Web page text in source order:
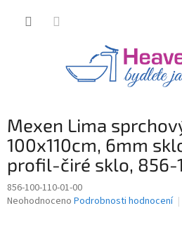
Mexen Lima
100x110cm, 6mm
profil-čiré sklo, 856-
856-100-110-01-00
Průměrné
Neohodnoceno Podrobnosti hodnocení